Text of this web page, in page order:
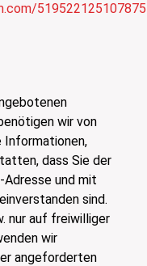
519522125107875
wir von
Informationen,
dass Sie der
Adresse und mit
sind.
nur auf freiwilliger
wir
angeforderten